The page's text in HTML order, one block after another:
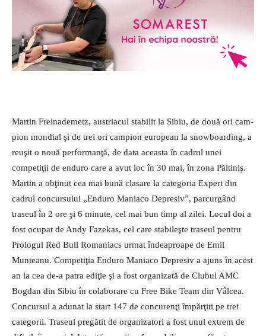
Martin Freinademetz, austria­cul stabilit la Sibiu, de două ori cam­
pion mondial şi de trei ori cam­pion european la snowboarding, a
reuşit o nouă performanţă, de data aceasta în cadrul unei
competiţii de enduro care a avut loc în 30 mai, în zona Păltiniş.
Martin a obţinut cea mai bună clasare la categoria Expert din
cadrul concursului „Enduro Maniaco Depresiv”, parcurgând
traseul în 2 ore şi 6 minute, cel mai bun timp al zilei. Locul doi a
fost ocupat de Andy Fazekas, cel care stabileşte traseul pentru
Prologul Red Bull Romaniacs urmat îndeaproape de Emil
Munteanu. Competiţia Enduro Maniaco Depresiv a ajuns în acest
an la cea de-a patra ediţie şi a fost organizată de Clubul AMC
Bogdan din Sibiu în colaborare cu Free Bike Team din Vâlcea.
Concursul a adunat la start 147 de concurenţi împărţiti pe trei
categorii. Traseul pregătit de organizatori a fost unul extrem de